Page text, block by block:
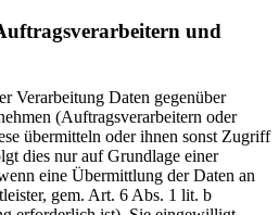
und
Verarbeitung Daten gegenüber
(Auftragsverarbeitern oder
übermitteln oder ihnen sonst Zugriff
dies nur auf Grundlage einer
eine Übermittlung der Daten an
gem. Art. 6 Abs. 1 lit. b